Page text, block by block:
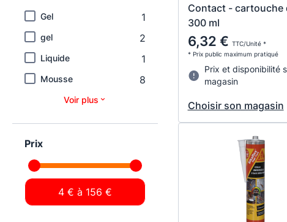
Gel 1
gel 2
Liquide 1
Mousse 8
Voir plus
Prix
Contact - cartouche
300 ml
6,32 € TTC/Unité *
* Prix public maximum pratiqué
Prix et disponibilité
magasin
Choisir son magasin